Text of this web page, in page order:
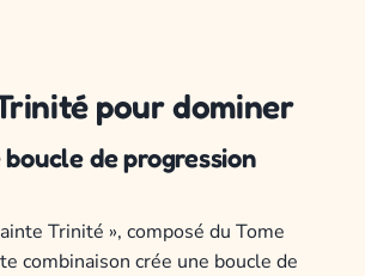
pour dominer
de progression
Trinité », composé du Tome
combinaison crée une boucle de